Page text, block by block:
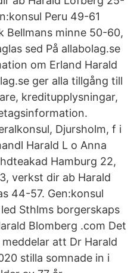
Peru 49-61
Bellmans minne 50-60,
sed På allabolag.se
om Erland Harald
ger alla tillgång till
kreditupplysningar,
Djursholm, f i
Harald L o Anna
Hamburg 22,
verkst dir ab Harald
44-57. Gen:konsul
Sthlms borgerskaps
Blomberg .com Det
att Dr Harald
stilla somnade in i